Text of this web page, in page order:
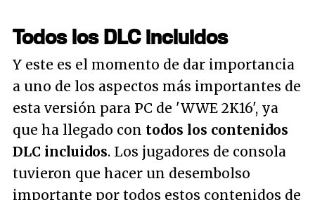
Todos los DLC incluidos
Y este es el momento de dar importancia
a uno de los aspectos más importantes de
esta versión para PC de 'WWE 2K16', ya
que ha llegado con todos los contenidos
DLC incluidos. Los jugadores de consola
tuvieron que hacer un desembolso
importante por todos estos contenidos de